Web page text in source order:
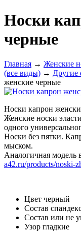
Носки
черные
Главная → Женские
(все виды) → Другие
женские черные
Носки капрон
Женские носки
одного
Носки без пятки.
мыском.
Аналогичная модель
a42.ru/products/noski-
Цвет черный
Состав
Состав или не
Узор гладкие